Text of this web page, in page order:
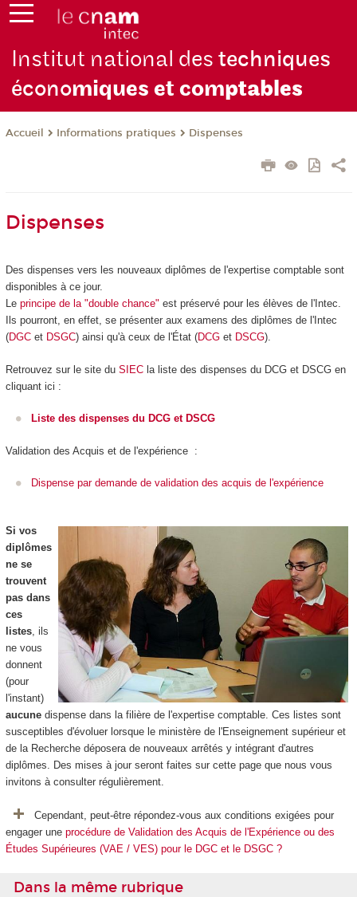
Institut national destechniques
économiques et comptables
Accueil Informations pratiques Dispenses
Dispenses
Des dispenses vers les nouveaux diplômes de l'expertise comptable sont
disponibles à ce jour.
Le principe de la "double chance" est préservé pour les élèves de l'Intec.
Ils pourront, en effet, se présenter aux examens des diplômes de l'Intec
(DGCet DSGC) ainsi qu'à ceux de l'État (DCGet DSCG).
Retrouvez sur le site du SIECla liste des dispenses du DCG et DSCG en
cliquant ici :
Liste des dispenses du DCG et DSCG
Validation des Acquis et de l'expérience :
Dispense par demande de validation des acquis de l'expérience
Si vos
diplômes
ne se
trouvent
pas dans
ces
listes, ils
ne vous
donnent
(pour
l'instant)
aucunedispense dans la filière de l'expertise comptable. Ces listes sont
susceptibles d'évoluer lorsque le ministère de l'Enseignement supérieur et
de la Recherche déposera de nouveaux arrêtés y intégrant d'autres
diplômes. Des mises à jour seront faites sur cette page que nous vous
invitons à consulter régulièrement.
Cependant, peut-être répondez-vous aux conditions exigées pour
engager une procédure de Validation des Acquis de l'Expérience ou des
Études Supérieures (VAE / VES) pour le DGC et le DSGC ?
Dans la même rubrique